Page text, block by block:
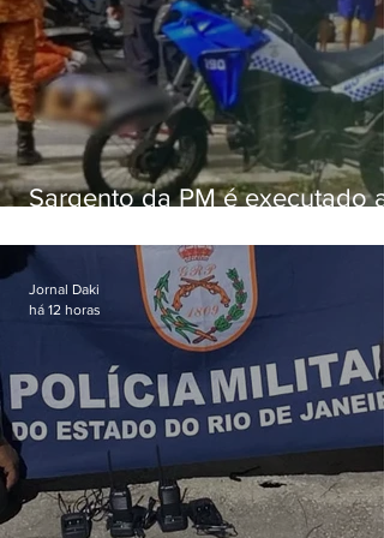
Sargento da PM é executado a
em Vaz Lobo
Jornal Daki
há 12 horas